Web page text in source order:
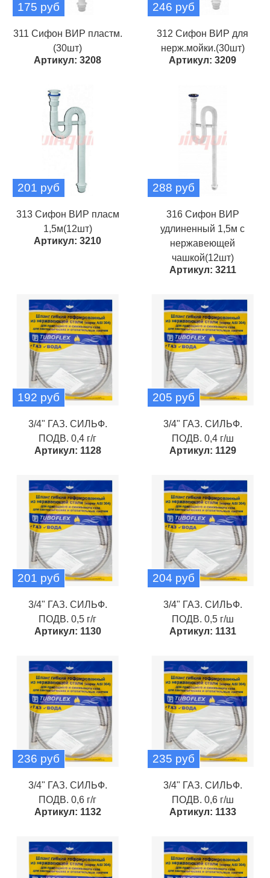
175 руб
311 Сифон ВИР пластм.
(30шт)
Артикул: 3208
246 руб
312 Сифон ВИР для
нерж.мойки.(30шт)
Артикул: 3209
201 руб
313 Сифон ВИР пласм
1,5м(12шт)
Артикул: 3210
288 руб
316 Сифон ВИР
удлиненный 1,5м с
нержавеющей
чашкой(12шт)
Артикул: 3211
192 руб
3/4" ГАЗ. СИЛЬФ.
ПОДВ. 0,4 г/г
Артикул: 1128
205 руб
3/4" ГАЗ. СИЛЬФ.
ПОДВ. 0,4 г/ш
Артикул: 1129
201 руб
3/4" ГАЗ. СИЛЬФ.
ПОДВ. 0,5 г/г
Артикул: 1130
204 руб
3/4" ГАЗ. СИЛЬФ.
ПОДВ. 0,5 г/ш
Артикул: 1131
236 руб
3/4" ГАЗ. СИЛЬФ.
ПОДВ. 0,6 г/г
Артикул: 1132
235 руб
3/4" ГАЗ. СИЛЬФ.
ПОДВ. 0,6 г/ш
Артикул: 1133